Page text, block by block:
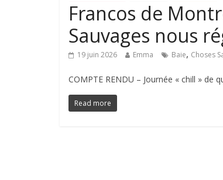
Francos de
Sauvages nous
19 juin 2026 Emma Baie, Choses
COMPTE RENDU – Journée « chill »
Read more